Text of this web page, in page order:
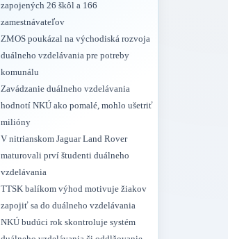
zapojených 26 škôl a 166
zamestnávateľov
ZMOS poukázal na východiská rozvoja
duálneho vzdelávania pre potreby
komunálu
Zavádzanie duálneho vzdelávania
hodnotí NKÚ ako pomalé, mohlo ušetriť
milióny
V nitrianskom Jaguar Land Rover
maturovali prví študenti duálneho
vzdelávania
TTSK balíkom výhod motivuje žiakov
zapojiť sa do duálneho vzdelávania
NKÚ budúci rok skontroluje systém